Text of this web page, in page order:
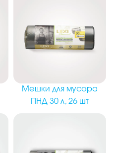
Мешки для мусора
ПНД 30 л, 26 шт